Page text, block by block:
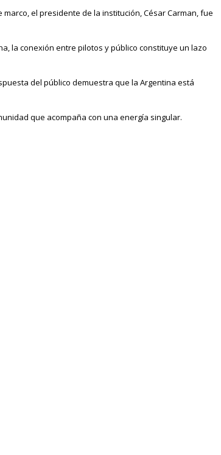
el presidente de la institución, César Carman, fue
la conexión entre pilotos y público constituye un lazo
del público demuestra que la Argentina está
que acompaña con una energía singular.